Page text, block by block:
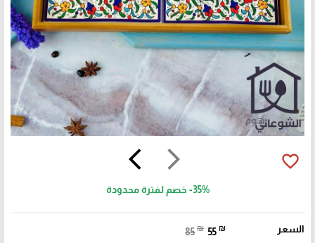
arrow_forward_ios
arrow_back_ios favorite_border
-35% خصم لفترة محدودة
السعر 85 ₪ 55 ₪